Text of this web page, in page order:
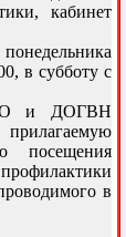
кабинет
в субботу с
и ДОГВН
прилагаемую
посещения
в